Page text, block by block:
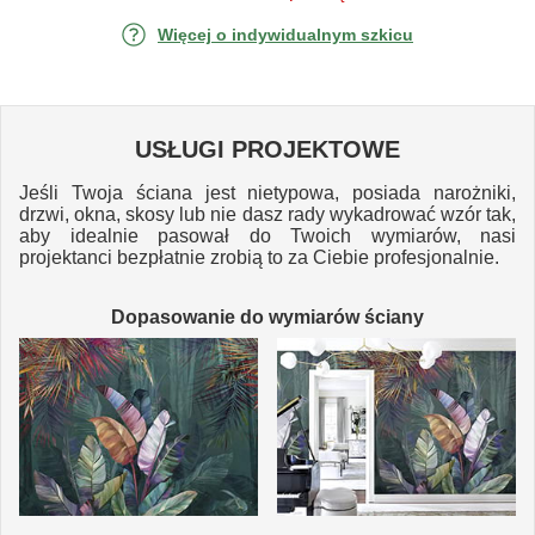
Więcej o indywidualnym szkicu
USŁUGI PROJEKTOWE
Jeśli Twoja ściana jest nietypowa, posiada narożniki,
drzwi, okna, skosy lub nie dasz rady wykadrować wzór tak,
aby idealnie pasował do Twoich wymiarów, nasi
projektanci bezpłatnie zrobią to za Ciebie profesjonalnie.
Dopasowanie do wymiarów ściany